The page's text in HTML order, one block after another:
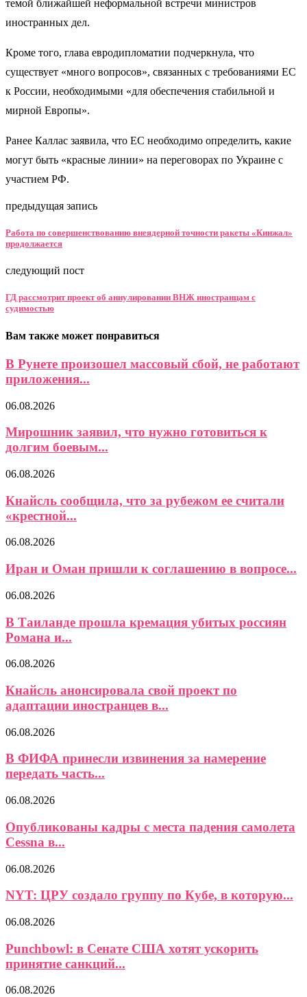
темой ближайшей неформальной встречи министров
иностранных дел.
Кроме того, глава евродипломатии подчеркнула, что
существует «много вопросов», связанных с требованиями ЕС
к России, необходимыми «для обеспечения стабильной и
мирной Европы».
Ранее Каллас заявила, что ЕС необходимо определить, какие
могут быть «красные линии» на переговорах по Украине с
участием РФ.
предыдущая запись
Работа по совершенствованию внеядерной точности ракеты «Кинжал»
продолжается
следующий пост
ГД рассмотрит проект об аннулировании ВНЖ иностранцам с
судимостью
Вам также может понравиться
В Рунете произошел массовый сбой, не работают
приложения...
06.08.2026
Мирошник заявил, что нужно готовиться к
долгим боевым...
06.08.2026
Кнайсль сообщила, что за рубежом ее считали
«крестной...
06.08.2026
Иран и Оман пришли к соглашению в вопросе...
06.08.2026
В Таиланде прошла кремация убитых россиян
Романа и...
06.08.2026
Кнайсль анонсировала свой проект по
адаптации иностранцев в...
06.08.2026
В ФИФА принесли извинения за намерение
передать часть...
06.08.2026
Опубликованы кадры с места падения самолета
Cessna в...
06.08.2026
NYT: ЦРУ создало группу по Кубе, в которую...
06.08.2026
Punchbowl: в Сенате США хотят ускорить
принятие санкций...
06.08.2026